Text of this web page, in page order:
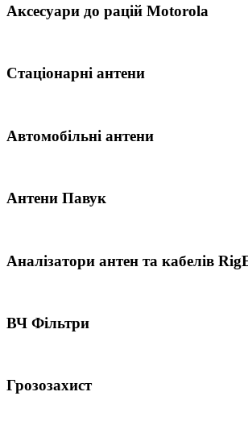
Аксесуари до рацій Motorola
Стаціонарні антени
Автомобільні антени
Антени Павук
Аналізатори антен та кабелів
ВЧ Фільтри
Грозозахист